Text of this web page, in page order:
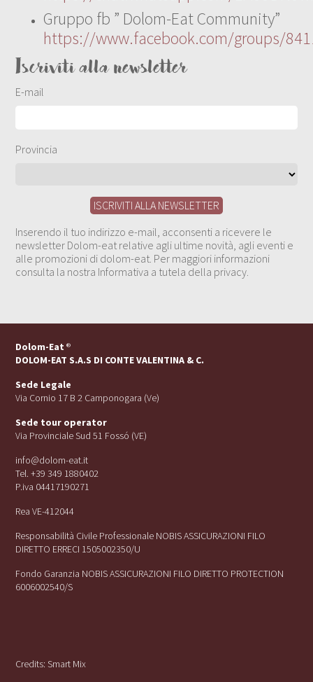
Gruppo fb ” Dolom-Eat Community”
https://www.facebook.com/groups/
Iscriviti alla newsletter
E-mail
Provincia
Inserendo il tuo indirizzo e-mail, acconsenti a ricevere le
newsletter Dolom-eat relative agli ultime novità, agli eventi e
alle promozioni di dolom-eat. Per maggiori informazioni
consulta la nostra Informativa a tutela della privacy.
Dolom-Eat ®
DOLOM-EAT S.A.S DI CONTE VALENTINA & C.
Sede Legale
Via Cornio 17 B 2 Camponogara (Ve)
Sede tour operator
Via Provinciale Sud 51 Fossó (VE)
info@dolom-eat.it
Tel. +39 349 1880402
P.iva 04417190271
Rea VE-412044
Responsabilità Civile Professionale NOBIS ASSICURAZIONI FILO
DIRETTO ERRECI 1505002350/U
Fondo Garanzia NOBIS ASSICURAZIONI FILO DIRETTO PROTECTION
6006002540/S
Credits:Smart Mix